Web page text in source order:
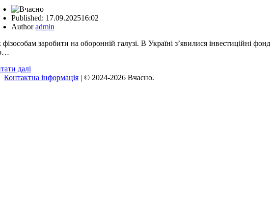
Published: 17.09.202516:02
Authoradmin
заробити на оборонній галузі. В Україні з’явилися інвестиційні
далі
Контактна інформація | © 2024-2026 Вчасно.